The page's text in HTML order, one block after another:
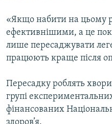
«Якщо набити на цьому
ефективнішими, а це
лише пересаджувати
працюють краще після
Пересадку роблять
групі
фінансованих